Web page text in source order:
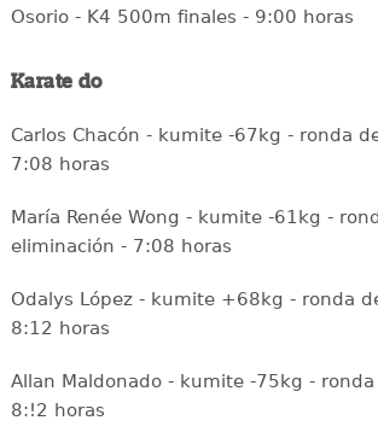
Osorio - K4 500m finales - 9:00 horas
Karate do
Carlos Chacón - kumite -67kg - ronda
7:08 horas
María Renée Wong - kumite -61kg -
eliminación - 7:08 horas
Odalys López - kumite +68kg - ronda
8:12 horas
Allan Maldonado - kumite -75kg -
8:!2 horas